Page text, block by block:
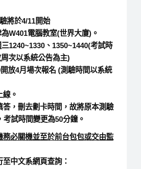
將於4/11開始
W401電腦教室(世界大廈)。
1240~1330、1350~1440(考試時
次以系統公告為主)
放4月場次報名 (測驗時間以系統
。
，刪去劃卡時間，故將原本測驗
考試時間變更為50分鐘。
務必關機並至於前台包包或交由監
中文系網頁查詢：